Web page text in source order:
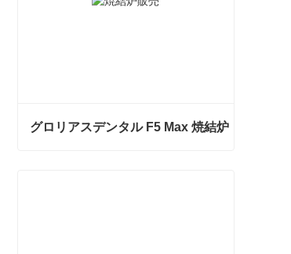
グロリアスデンタル F5 Max 焼結炉